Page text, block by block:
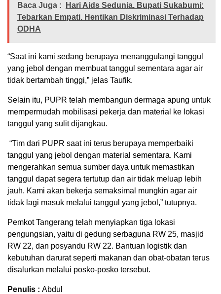
Baca Juga :
Hari Aids Sedunia. Bupati Sukabumi:
Tebarkan Empati. Hentikan Diskriminasi Terhadap
ODHA
“Saat ini kami sedang berupaya menanggulangi tanggul
yang jebol dengan membuat tanggul sementara agar air
tidak bertambah tinggi,” jelas Taufik.
Selain itu, PUPR telah membangun dermaga apung untuk
mempermudah mobilisasi pekerja dan material ke lokasi
tanggul yang sulit dijangkau.
“Tim dari PUPR saat ini terus berupaya memperbaiki
tanggul yang jebol dengan material sementara. Kami
mengerahkan semua sumber daya untuk memastikan
tanggul dapat segera tertutup dan air tidak meluap lebih
jauh. Kami akan bekerja semaksimal mungkin agar air
tidak lagi masuk melalui tanggul yang jebol,” tutupnya.
Pemkot Tangerang telah menyiapkan tiga lokasi
pengungsian, yaitu di gedung serbaguna RW 25, masjid
RW 22, dan posyandu RW 22. Bantuan logistik dan
kebutuhan darurat seperti makanan dan obat-obatan terus
disalurkan melalui posko-posko tersebut.
Penulis : Abdul